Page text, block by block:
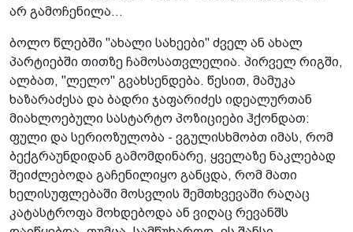
არ გამოჩენილა...
ბოლო წლებში "ახალი სახეები" ძველ ან ახალ
პარტიებში თითზე ჩამოსათვლელია. პირველ რიგში,
ალბათ, "ლელო" გვახსენდება. წესით, მამუკა
ხაზარაძესა და ბადრი ჯაფარიძეს იდეალურთან
მიახლოებული სასტა­რტო პოზიციები ჰქონდათ:
ფული და სერიოზულობა - ვგულისხმობთ იმას, რომ
ბექგრაუნდიდან გამომდინარე, ყველაზე ნაკლებად
შეიძლებოდა გაჩენილი­ყო განცდა, რომ მათი
ხელისუფლებაში მოსვლის შემთხვევაში რაღაც
კატასტროფა მოხდებო­და ან ვიღაც რევანშს